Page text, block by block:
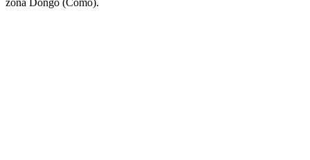
zona Dongo (Como).